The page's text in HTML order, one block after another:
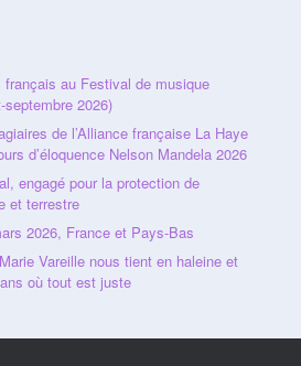
au Festival de musique
septembre 2026)
de l’Alliance française La Haye
d’éloquence Nelson Mandela 2026
engagé pour la protection de
et terrestre
2026, France et Pays-Bas
Vareille nous tient en haleine et
où tout est juste